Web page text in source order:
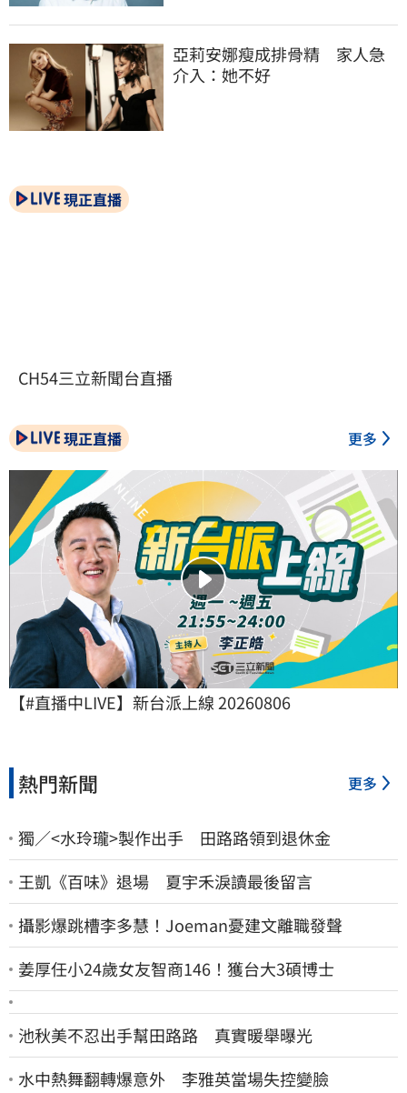
亞莉安娜瘦成排骨精　家人急
介入：她不好
現正直播
CH54三立新聞台直播
現正直播 更多
【#直播中LIVE】新台派上線 20260806
熱門新聞 更多
獨／<水玲瓏>製作出手 田路路領到退休金
王凱《百味》退場 夏宇禾淚讀最後留言
攝影爆跳槽李多慧！Joeman憂建文離職發聲
姜厚任小24歲女友智商146！獲台大3碩博士
池秋美不忍出手幫田路路 真實暖舉曝光
水中熱舞翻轉爆意外 李雅英當場失控變臉